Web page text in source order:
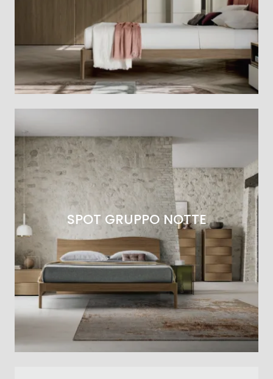
SPOT GRUPPO NOTTE